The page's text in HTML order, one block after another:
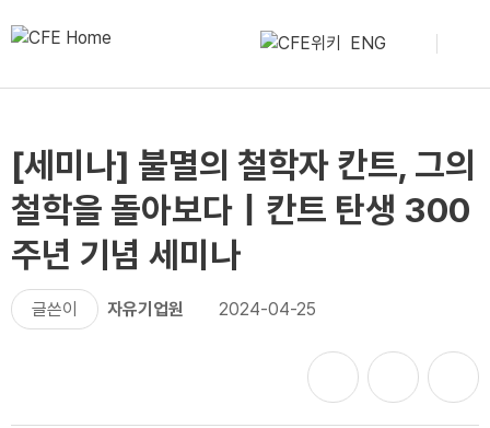
ENG
[세미나] 불멸의 철학자 칸트, 그의
철학을 돌아보다｜칸트 탄생 300
주년 기념 세미나
글쓴이 자유기업원 2024-04-25